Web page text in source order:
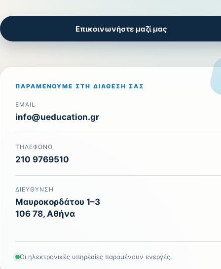
Επικοινωνήστε μαζί μας
ΠΑΡΑΜΈΝΟΥΜΕ ΣΤΗ ΔΙΆΘΕΣΉ ΣΑΣ
EMAIL
info@ueducation.gr
ΤΗΛΈΦΩΝΟ
210 9769510
ΔΙΕΎΘΥΝΣΗ
Μαυροκορδάτου 1–3
106 78, Αθήνα
Οι ηλεκτρονικές υπηρεσίες παραμένουν ενεργές.